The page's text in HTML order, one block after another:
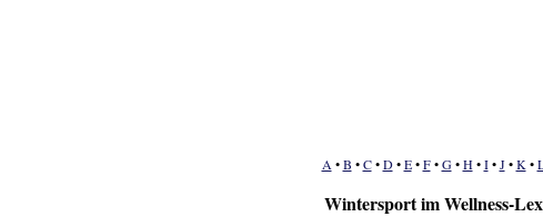
Wintersport im Wellness-
A •B •C•D•E•F•G•H•I•J•K •